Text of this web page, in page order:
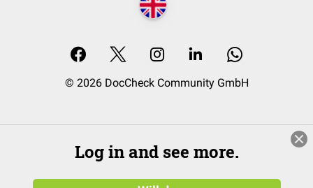
© 2026 DocCheck Community GmbH
Log in and see more.